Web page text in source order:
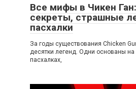
Все мифы в Чикен
секреты, страшные
пасхалки
За годы существования Chicken
десятки легенд. Одни основаны
пасхалках,